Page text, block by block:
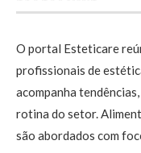
O portal Esteticare
profissionais de
acompanha
rotina do setor.
são abordados com